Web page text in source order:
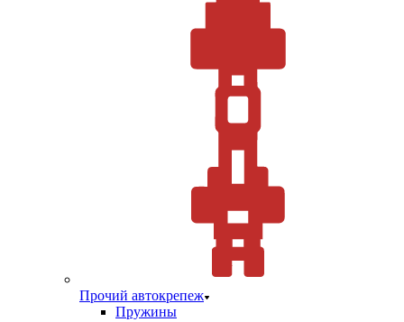
Прочий автокрепеж
Пружины